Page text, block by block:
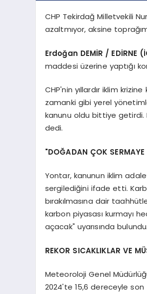
CHP Tekirdağ Milletvekili
azaltmıyor, aksine
Erdoğan DEMİR / EDİRNE
maddesi üzerine yaptığı
CHP'nin yıllardır iklim
zamanki gibi yerel
kanunu oldu bittiye getirdi.
dedi.
"DOĞADAN ÇOK SERMAYE
Yontar, kanunun iklim
sergilediğini ifade etti.
bırakılmasına dair
karbon piyasası kurmayı
açacak" uyarısında bulundu.
REKOR SICAKLIKLAR VE
Meteoroloji Genel
2024'te 15,6 dereceyle son